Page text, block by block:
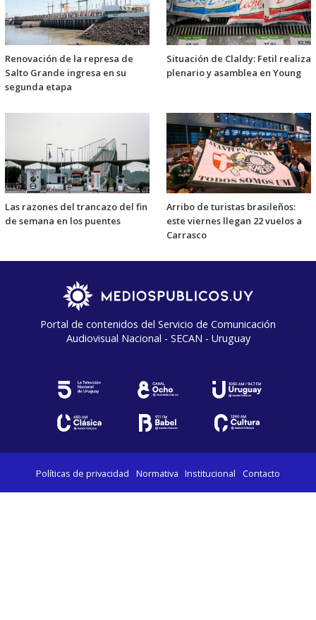
Renovación de la represa de
Salto Grande ingresa en su
segunda etapa
Situación de Claldy: Fetil realiza
plenario y asamblea en Young
Las razones del trancazo del fin
de semana en los puentes
Arribo de turistas brasileños:
este viernes llegan 22 vuelos a
Carrasco
Portal de contenidos del Servicio de Comunicación
Audiovisual Nacional - SECAN - Uruguay
Políticas de privacidad Normativa Institucional Contacto